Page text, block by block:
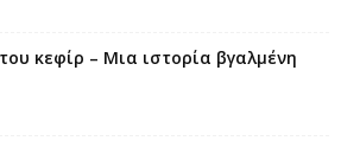
κεφίρ – Μια ιστορία βγαλμένη